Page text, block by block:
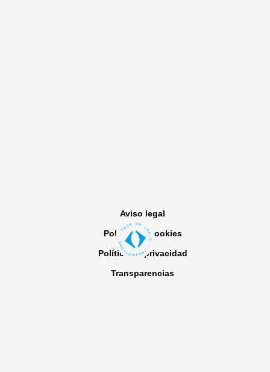
Aviso legal
Política de cookies
Política de privacidad
Transparencias